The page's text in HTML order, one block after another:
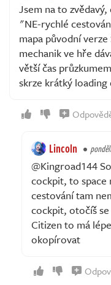
Jsem na to
"NE-rychlé
mapa původní
mechanik ve hře
větší čas
skrze krátký
Lincoln
@Kingroad144
cockpit, to
cestování tam
cockpit, otočíš
Citizen to má
okopírovat